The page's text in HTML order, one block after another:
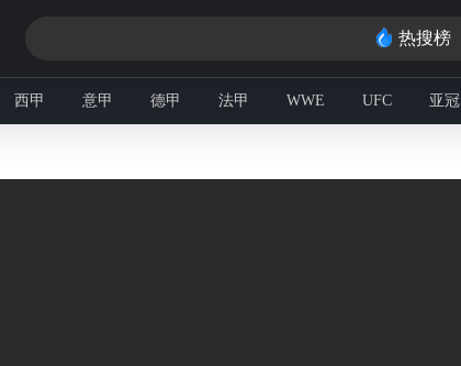
热搜榜
西甲 意甲 德甲 法甲 WWE UFC 亚冠